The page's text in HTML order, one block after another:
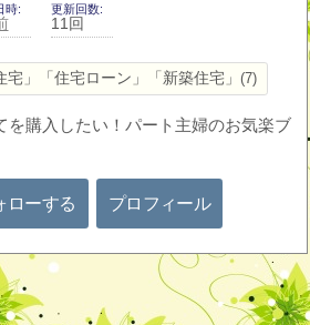
時 更新回数
11回
宅」「住宅ローン」「新築住宅」 7
を購入したい！パート主婦のお気楽ブ
ローする プロフィール